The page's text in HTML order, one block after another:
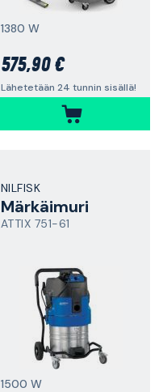
1380 W
575,90 €
Lähetetään 24 tunnin sisällä!
NILFISK
Märkäimuri
ATTIX 751-61
1500 W